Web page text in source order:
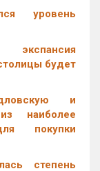
уровень
экспансия
будет
и
наиболее
покупки
степень